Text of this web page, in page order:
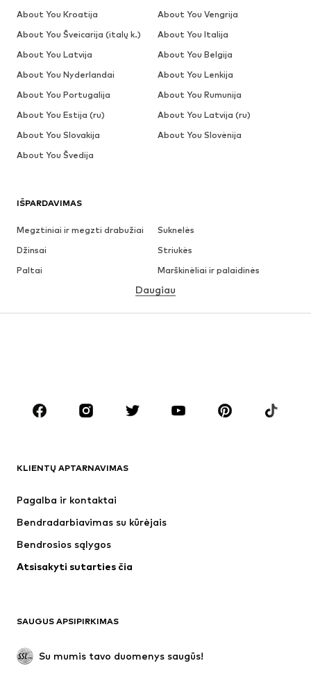
IŠPARDAVIMAS
Megztiniai ir megzti drabužiai
Suknelės
Džinsai
Striukės
Paltai
Marškinėliai ir palaidinės
Apatiniai
Aksesuarai
Premium
Naujienos
Apatiniai
Paltai
Proginiai
Išskirtiniai
Daugiau
KLIENTŲ APTARNAVIMAS
Pagalba ir kontaktai
Bendradarbiavimas su kūrėjais
Bendrosios sąlygos
Atsisakyti sutarties čia
SAUGUS APSIPIRKIMAS
Su mumis tavo duomenys saugūs!
About You Kroatija
About You Vengrija
About You Šveicarija (italų k.)
About You Italija
About You Latvija
About You Belgija
About You Nyderlandai
About You Lenkija
About You Portugalija
About You Rumunija
About You Estija (ru)
About You Latvija (ru)
About You Slovakija
About You Slovėnija
About You Švedija